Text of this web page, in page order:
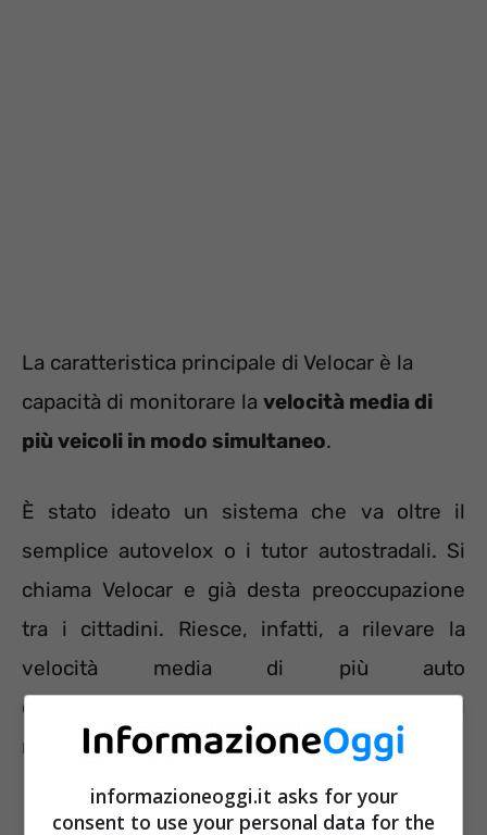
La caratteristica principale di Velocar è la
capacità di monitorare la velocità media di
più veicoli in modo simultaneo.
È stato ideato un sistema che va oltre il
semplice autovelox o i tutor autostradali. Si
chiama Velocar e già desta preoccupazione
tra i cittadini. Riesce, infatti, a rilevare la
velocità media di più auto
contemporaneamente ampliando, dunque, il
raggio d’azione dei vecchi strumenti.
informazioneoggi.it asks for your
consent to use your personal data for the